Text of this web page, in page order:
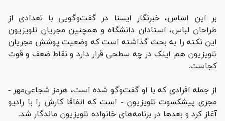
بر این اساس، خبرنگار ایسنا در گفت‌وگویی با تعدادی از
طراحان لباس، استادان دانشگاه و همچنین مجریان تلویزیون
این نکته را به بحث گذاشته است که وضعیت پوشش مجریان
تلویزیون هم اینک در چه سطحی قرار دارد و نقاط ضعف و قوت
کجاست.
از جمله افرادی که با او گفت‌وگو شده است، هرمز شجاعی‌مهر -
مجری پیشکسوت تلویزیون - است که اتفاقا کارش را با رادیو
آغاز کرد و بعدها در برنامه‌های خانواده تلویزیون ماندگار شد.